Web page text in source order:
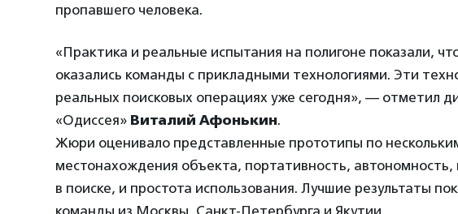
пропавшего человека.
«Практика и реальные испытания на полигоне показали,
оказались команды с прикладными технологиями. Эти
реальных поисковых операциях уже сегодня», — отметил
«Одиссея» Виталий Афонькин.
Жюри оценивало представленные прототипы по
местонахождения объекта, портативность, автономность,
в поиске, и простота использования. Лучшие результаты
команды из Москвы, Санкт-Петербурга и Якутии.